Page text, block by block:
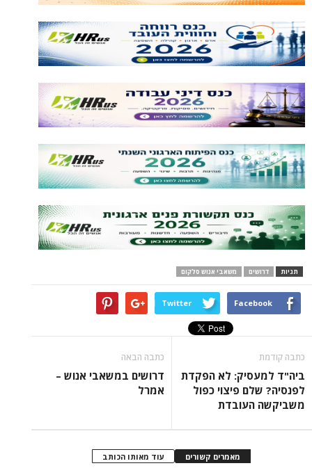
משאבי אנוש סלקום
Twitter
לא הפקדת
פיצוי כפול
דרושים במשאבי אנוש –
אמרל
עוד מאותו הכותב